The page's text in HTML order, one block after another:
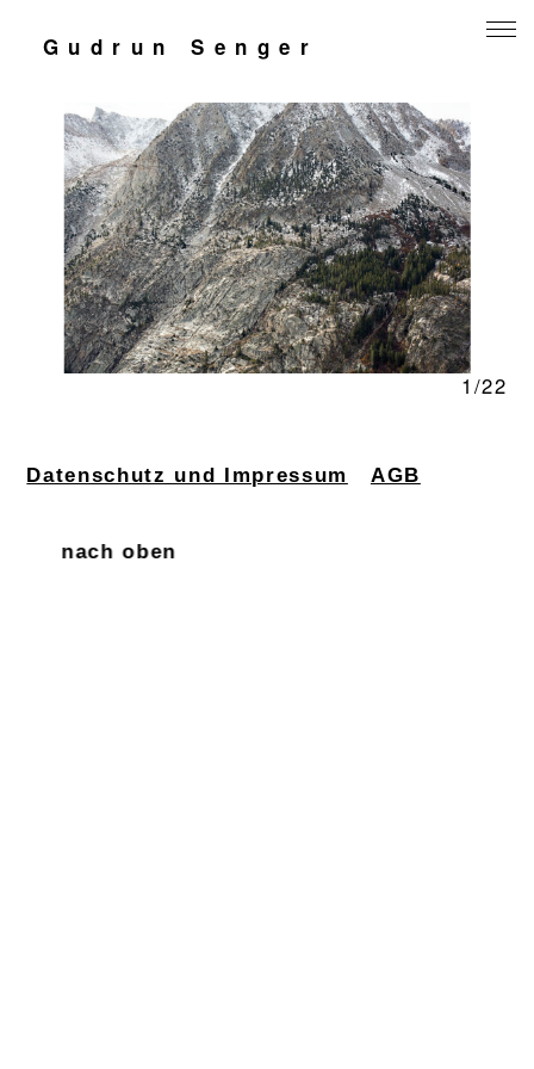
Mensch und Arbeit
Natur
Jugend
Kontakt
Gudrun Senger
1/22
Datenschutz und Impressum AGB
nach oben